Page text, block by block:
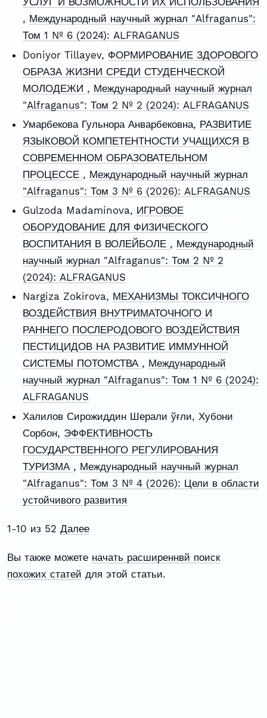
, Международный научный журнал "Alfraganus":
Том 1 № 6 (2024): ALFRAGANUS
Doniyor Tillayev, ФОРМИРОВАНИЕ ЗДОРОВОГО
ОБРАЗА ЖИЗНИ СРЕДИ СТУДЕНЧЕСКОЙ
МОЛОДЕЖИ , Международный научный журнал
"Alfraganus": Том 2 № 2 (2024): ALFRAGANUS
Умарбекова Гульнора Анварбековна, РАЗВИТИЕ
ЯЗЫКОВОЙ КОМПЕТЕНТНОСТИ УЧАЩИХСЯ В
СОВРЕМЕННОМ ОБРАЗОВАТЕЛЬНОМ
ПРОЦЕССЕ , Международный научный журнал
"Alfraganus": Том 3 № 6 (2026): ALFRAGANUS
Gulzoda Madaminova, ИГРОВОЕ
ОБОРУДОВАНИЕ ДЛЯ ФИЗИЧЕСКОГО
ВОСПИТАНИЯ В ВОЛЕЙБОЛЕ , Международный
научный журнал "Alfraganus": Том 2 № 2
(2024): ALFRAGANUS
Nargiza Zokirova, МЕХАНИЗМЫ ТОКСИЧНОГО
ВОЗДЕЙСТВИЯ ВНУТРИМАТОЧНОГО И
РАННЕГО ПОСЛЕРОДОВОГО ВОЗДЕЙСТВИЯ
ПЕСТИЦИДОВ НА РАЗВИТИЕ ИММУННОЙ
СИСТЕМЫ ПОТОМСТВА , Международный
научный журнал "Alfraganus": Том 1 № 6 (2024):
ALFRAGANUS
Халилов Сирожиддин Шерали ўғли, Хубони
Сорбон, ЭФФЕКТИВНОСТЬ
ГОСУДАРСТВЕННОГО РЕГУЛИРОВАНИЯ
ТУРИЗМА , Международный научный журнал
"Alfraganus": Том 3 № 4 (2026): Цели в области
устойчивого развития
1-10 из 52 Далее
Вы также можете начать расширеннвй поиск
похожих статей для этой статьи.